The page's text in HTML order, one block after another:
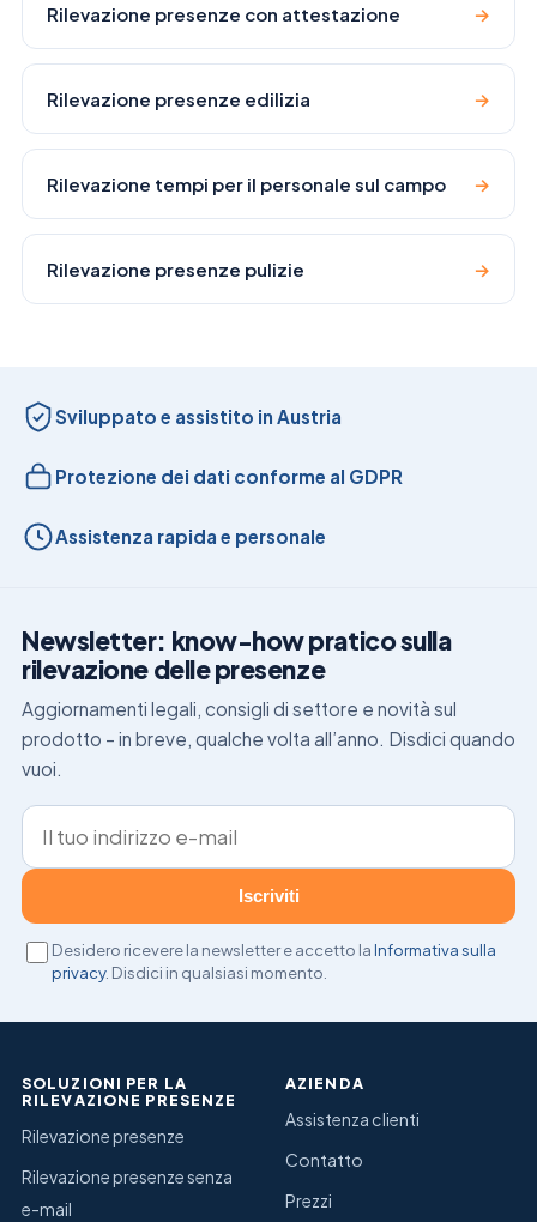
Rilevazione presenze con attestazione →
Rilevazione presenze edilizia →
Rilevazione tempi per il personale sul campo →
Rilevazione presenze pulizie →
Sviluppato e assistito in Austria
Protezione dei dati conforme al GDPR
Assistenza rapida e personale
Newsletter: know-how pratico sulla
rilevazione delle presenze
Aggiornamenti legali, consigli di settore e novità sul
prodotto – in breve, qualche volta all’anno. Disdici quando
vuoi.
Indirizzo e-mail
Iscriviti
Desidero ricevere la newsletter e accetto la Informativa sulla
privacy. Disdici in qualsiasi momento.
SOLUZIONI PER LA
RILEVAZIONE PRESENZE
Rilevazione presenze
Rilevazione presenze senza
e-mail
AZIENDA
Assistenza clienti
Contatto
Prezzi